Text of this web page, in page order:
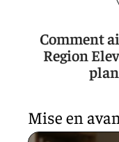
Comment
Region
Mise en